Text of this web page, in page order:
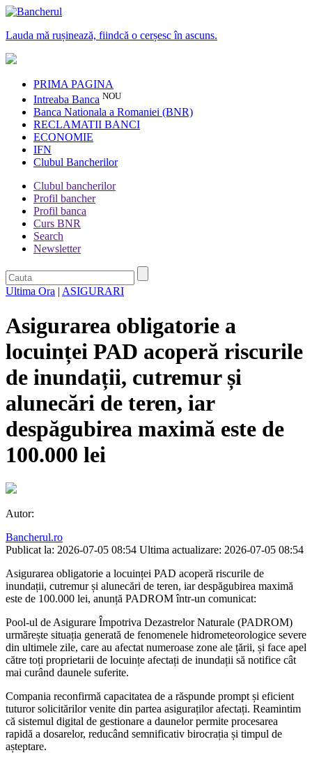
Lauda mă rușinează, fiindcă o cerșesc în ascuns.
PRIMA PAGINA
Intreaba Banca NOU
Banca Nationala a Romaniei (BNR)
RECLAMATII BANCI
ECONOMIE
IFN
Clubul Bancherilor
Clubul bancherilor
Profil bancher
Profil banca
Curs BNR
Search
Newsletter
Ultima Ora | ASIGURARI
Asigurarea obligatorie a
locuinței PAD acoperă riscurile
de inundații, cutremur și
alunecări de teren, iar
despăgubirea maximă este de
100.000 lei
Autor:
Bancherul.ro
Publicat la: 2026-07-05 08:54 Ultima actualizare: 2026-07-05 08:54
Asigurarea obligatorie a locuinței PAD acoperă riscurile de
inundații, cutremur și alunecări de teren, iar despăgubirea maximă
este de 100.000 lei, anunță PADROM într-un comunicat:
Pool-ul de Asigurare Împotriva Dezastrelor Naturale (PADROM)
urmărește situația generată de fenomenele hidrometeorologice severe
din ultimele zile, care au afectat numeroase zone ale țării, și face apel
către toți proprietarii de locuințe afectați de inundații să notifice cât
mai curând daunele suferite.
Compania reconfirmă capacitatea de a răspunde prompt și eficient
tuturor solicitărilor venite din partea asiguraților afectați. Reamintim
că sistemul digital de gestionare a daunelor permite procesarea
rapidă a dosarelor, reducând semnificativ birocrația și timpul de
așteptare.